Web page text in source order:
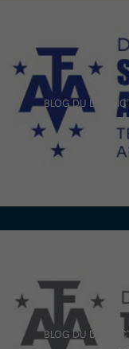
BLOG DU
BLOG DU